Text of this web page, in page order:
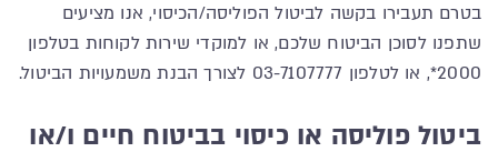
בטרם תעבירו בקשה לביטול הפוליסה/הכיסוי, אנו מציעים
שתפנו לסוכן הביטוח שלכם, או למוקדי שירות לקוחות בטלפון
2000*, או לטלפון 03-7107777 לצורך הבנת משמעויות הביטול.
ביטול פוליסה או כיסוי בביטוח חיים ו/או